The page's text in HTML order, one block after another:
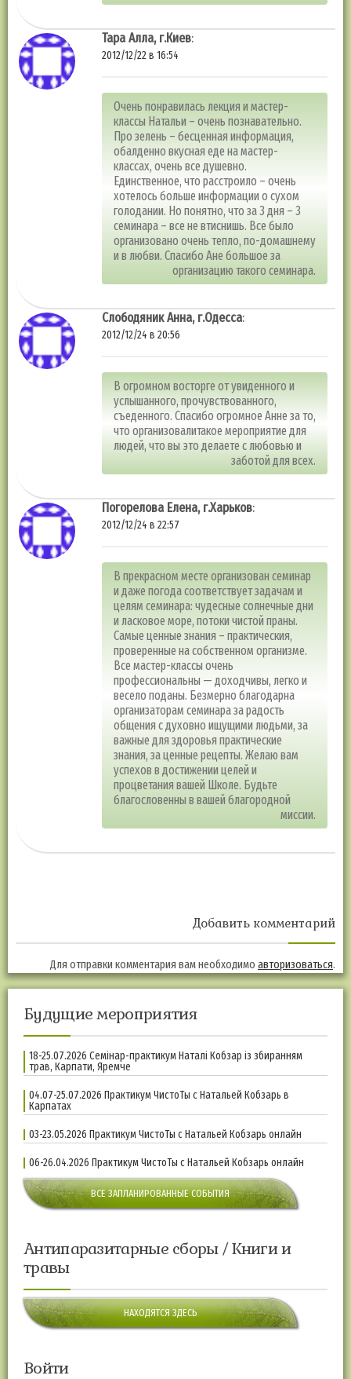
Тара Алла, г.Киев:
2012/12/22 в 16:54
Очень понравилась лекция и мастер-
классы Натальи – очень познавательно.
Про зелень – бесценная информация,
обалденно вкусная еде на мастер-
классах, очень все душевно.
Единственное, что расстроило – очень
хотелось больше информации о сухом
голодании. Но понятно, что за 3 дня – 3
семинара – все не втиснишь. Все было
организовано очень тепло, по-домашнему
и в любви. Спасибо Ане большое за
организацию такого семинара.
Слободяник Анна, г.Одесса:
2012/12/24 в 20:56
В огромном восторге от увиденного и
услышанного, прочувствованного,
съеденного. Спасибо огромное Анне за то,
что организовалитакое мероприятие для
людей, что вы это делаете с любовью и
заботой для всех.
Погорелова Елена, г.Харьков:
2012/12/24 в 22:57
В прекрасном месте организован семинар
и даже погода соответствует задачам и
целям семинара: чудесные солнечные дни
и ласковое море, потоки чистой праны.
Самые ценные знания – практическия,
проверенные на собственном организме.
Все мастер-классы очень
профессиональны — доходчивы, легко и
весело поданы. Безмерно благодарна
организаторам семинара за радость
общения с духовно ищущими людьми, за
важные для здоровья практические
знания, за ценные рецепты. Желаю вам
успехов в достижении целей и
процветания вашей Школе. Будьте
благословенны в вашей благородной
миссии.
Добавить комментарий
Для отправки комментария вам необходимо авторизоваться.
Будущие мероприятия
18-25.07.2026 Семінар-практикум Наталі Кобзар із збиранням
трав, Карпати, Яремче
04.07-25.07.2026 Практикум ЧистоТы с Натальей Кобзарь в
Карпатах
03-23.05.2026 Практикум ЧистоТы с Натальей Кобзарь онлайн
06-26.04.2026 Практикум ЧистоТы с Натальей Кобзарь онлайн
ВСЕ ЗАПЛАНИРОВАННЫЕ СОБЫТИЯ
Антипаразитарные сборы / Книги и
травы
НАХОДЯТСЯ ЗДЕСЬ
Войти